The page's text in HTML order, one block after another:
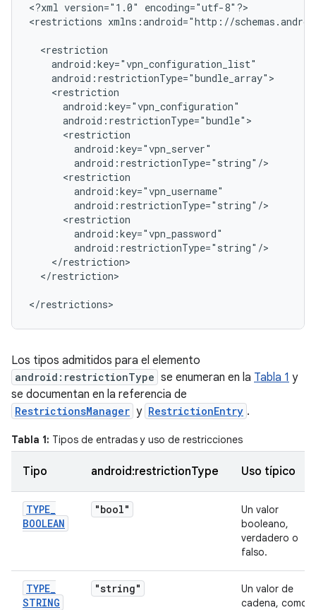
<?xml version="1.0"
encoding="utf-8"?>
<restrictions xmlns:android="http://
</restriction>
</restrictions>
Los tipos admitidos para el elemento
android:restrictionType se enumeran en la Tabla 1 y
se documentan en la referencia de
RestrictionsManager y RestrictionEntry .
Tabla 1: Tipos de entradas y uso de restricciones
Tipo android:restrictionType Uso típico
TYPE_
BOOLEAN
"bool"
Un valor
booleano,
verdadero o
falso.
TYPE_
STRING
"string"
Un valor de
cadena, como